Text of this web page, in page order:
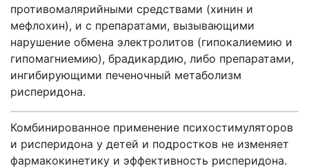
противомалярийными средствами (хинин и
мефлохин), и с препаратами, вызывающими
нарушение обмена электролитов (гипокалиемию и
гипомагниемию), брадикардию, либо препаратами,
ингибирующими печеночный метаболизм
рисперидона.
Комбинированное применение психостимуляторов
и рисперидона у детей и подростков не изменяет
фармакокинетику и эффективность рисперидона.